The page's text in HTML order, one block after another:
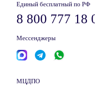
Единый бесплатный по РФ
8 800 777 18
Мессенджеры
МЦДПО